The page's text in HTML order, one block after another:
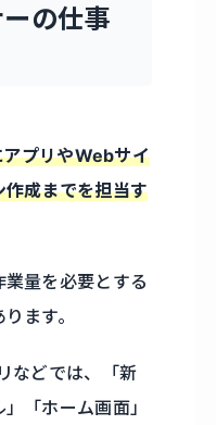
の仕事
プリやWebサイ
成までを担当す
量を必要とする
ます。
などでは、「新
「ホーム画面」